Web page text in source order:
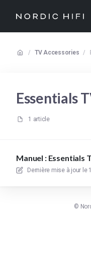
/ TV Accessories /
Essentials
1 article
Manuel : Essentials
Dernière mise à jour le
©